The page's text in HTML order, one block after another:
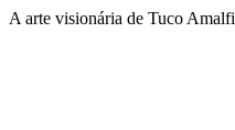
A arte visionária de Tuco Amalfi